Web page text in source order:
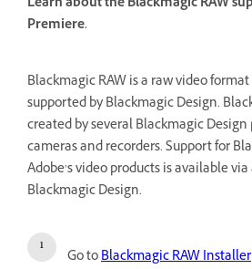
Learn about the Blackmagic RAW
Premiere.
Blackmagic RAW is a raw video
supported by Blackmagic Design.
created by several Blackmagic
cameras and recorders. Support for
Adobe’s video products is available
Blackmagic Design.
Go toBlackmagic RAW Installer